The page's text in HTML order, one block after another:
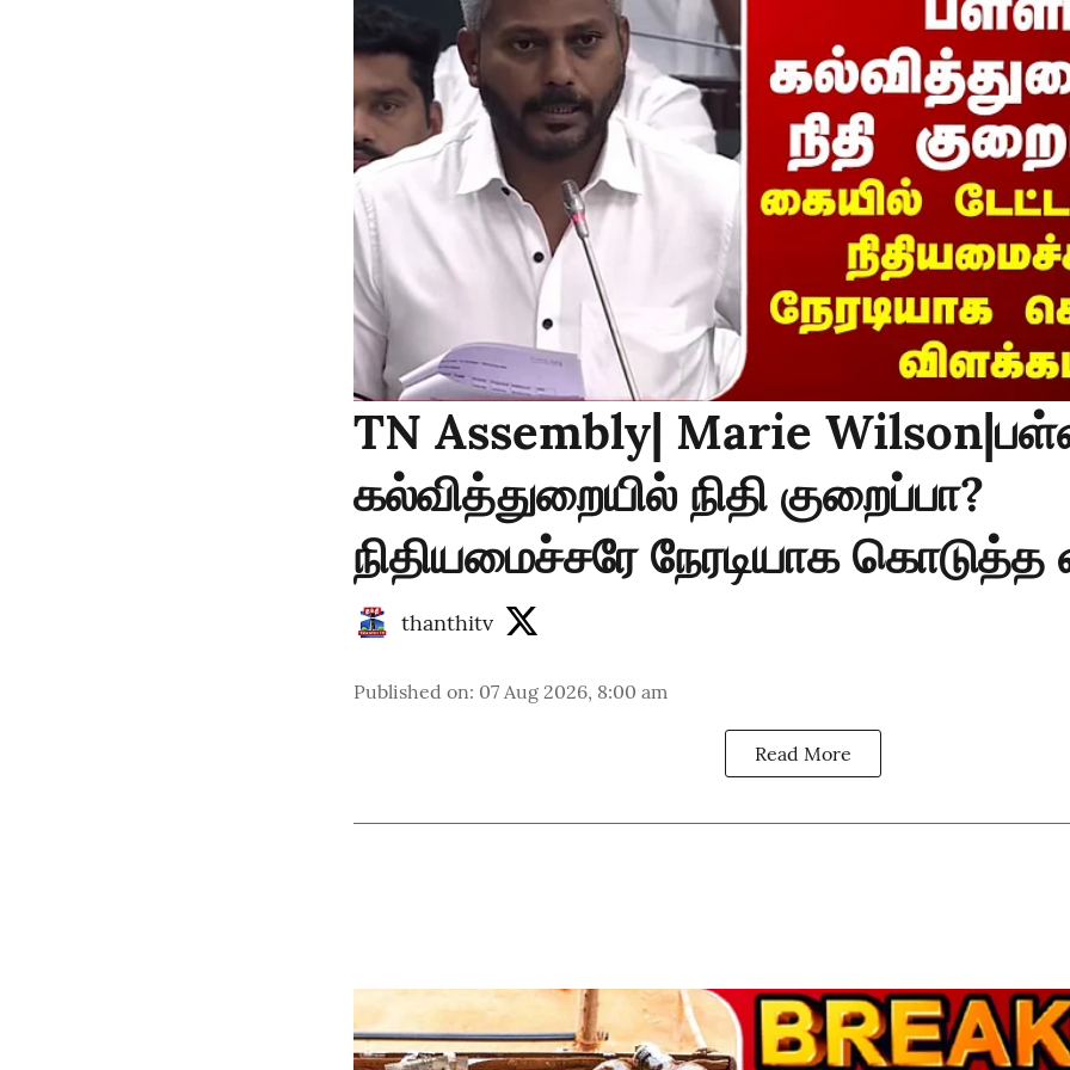
TN Assembly| Marie
கல்வித்துறையில் நிதி குறைப்பா?
நிதியமைச்சரே நேரடியாக
thanthitv
Published on: 07 Aug 2026, 8:00 am
Read More